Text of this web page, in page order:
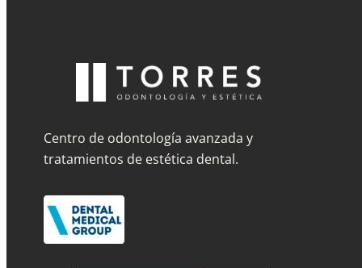
Centro de odontología avanzada y
tratamientos de estética dental.